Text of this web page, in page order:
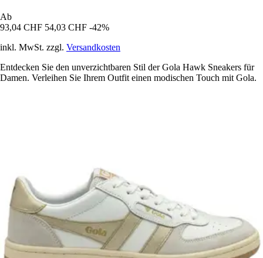
Ab
93,04 CHF 54,03 CHF -42%
inkl. MwSt. zzgl. Versandkosten
Entdecken Sie den unverzichtbaren Stil der Gola Hawk Sneakers für
Damen. Verleihen Sie Ihrem Outfit einen modischen Touch mit Gola.